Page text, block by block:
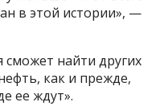
в этой истории», —
сможет найти других
как и прежде,
ее ждут».